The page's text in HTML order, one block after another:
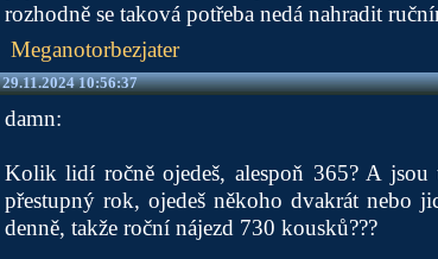
rozhodně se taková potřeba nedá nahradit
Meganotorbezjater
29.11.2024 10:56:37
damn:
Kolik lidí ročně ojedeš, alespoň 365? A
přestupný rok, ojedeš někoho dvakrát nebo
denně, takže roční nájezd 730 kousků???